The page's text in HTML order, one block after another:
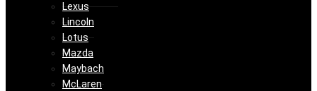
Lexus
Lincoln
Lotus
Mazda
Maybach
McLaren